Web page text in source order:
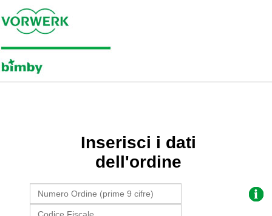
Inserisci i dati
dell'ordine